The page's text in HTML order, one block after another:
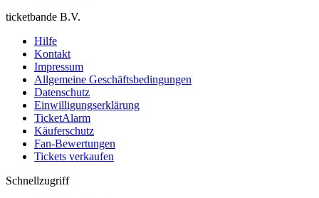
ticketbande B.V.
Hilfe
Kontakt
Impressum
Allgemeine Geschäftsbedingungen
Datenschutz
Einwilligungserklärung
TicketAlarm
Käuferschutz
Fan-Bewertungen
Tickets verkaufen
Schnellzugriff